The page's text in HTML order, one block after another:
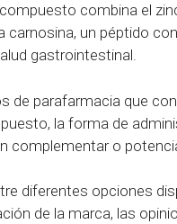
combina el
carnosina, un péptido
gastrointestinal.
de parafarmacia que
la forma de
complementar o
diferentes opciones
de la marca, las